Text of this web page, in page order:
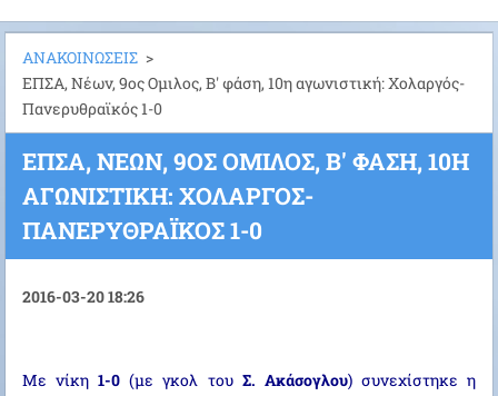
ΑΝΑΚΟΙΝΩΣΕΙΣ >
ΕΠΣΑ, Νέων, 9ος Ομιλος, Β' φάση, 10η αγωνιστική: Χολαργός-
Πανερυθραϊκός 1-0
ΕΠΣΑ, ΝΈΩΝ, 9ΟΣ ΟΜΙΛΟΣ, Β' ΦΆΣΗ, 10Η
ΑΓΩΝΙΣΤΙΚΉ: ΧΟΛΑΡΓΌΣ-
ΠΑΝΕΡΥΘΡΑΪΚΌΣ 1-0
2016-03-20 18:26
Με νίκη1-0 (με γκολ του Σ. Ακάσογλου) συνεχίστηκε η